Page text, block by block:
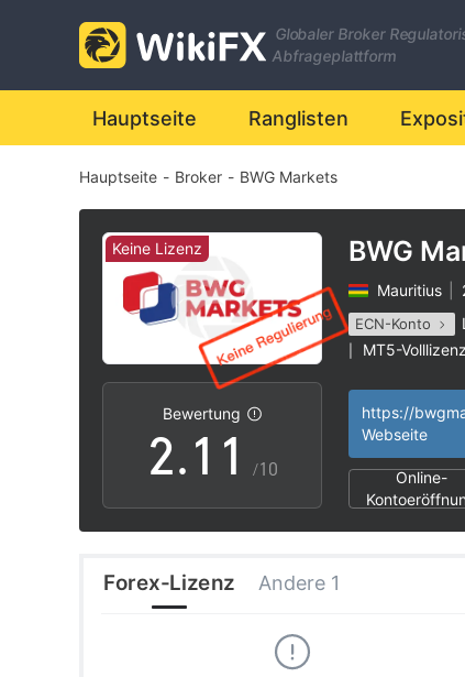
Globaler Broker
Abfrageplattform
Hauptseite Ranglisten
Hauptseite - Broker - BWG Markets
Keine Lizenz
Bewertung
0
1
2
3
4
.
0
1
2
3
0
1
2
3
/10
BWG
Mauritius
ECN-Konto
MT5-Volllizenz
https://
Webseite
Online-
Forex-Lizenz Andere 1